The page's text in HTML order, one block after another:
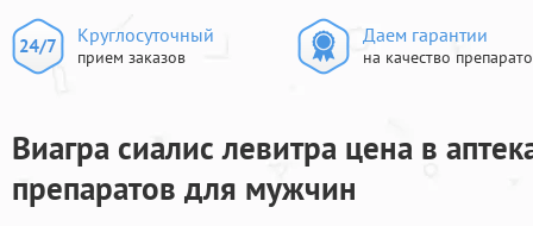
Круглосуточный
прием заказов
Даем гарантии
на качество
Виагра сиалис левитра цена в
препаратов для мужчин